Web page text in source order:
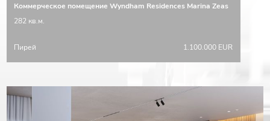
Коммерческое помещение Wyndham Residences Marina Zeas
282 кв.м.
Пирей 1.100.000 EUR